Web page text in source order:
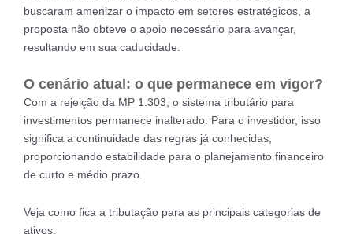
buscaram amenizar o impacto em setores estratégicos, a
proposta não obteve o apoio necessário para avançar,
resultando em sua caducidade.
O cenário atual: o que permanece em vigor?
Com a rejeição da MP 1.303, o sistema tributário para
investimentos permanece inalterado. Para o investidor, isso
significa a continuidade das regras já conhecidas,
proporcionando estabilidade para o planejamento financeiro
de curto e médio prazo.
Veja como fica a tributação para as principais categorias de
ativos: